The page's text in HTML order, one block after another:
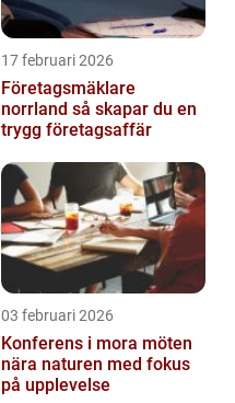
17 februari 2026
Företagsmäklare
norrland så skapar du en
trygg företagsaffär
03 februari 2026
Konferens i mora möten
nära naturen med fokus
på upplevelse